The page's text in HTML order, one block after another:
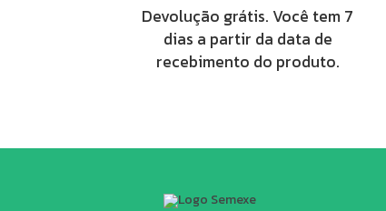
Devolução grátis. Você tem 7
dias a partir da data de
recebimento do produto.